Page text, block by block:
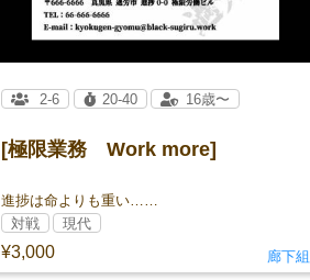
[極限業務 Work more]
進捗は命よりも重い……
¥3,000
2-6 20-40 16歳〜
対戦 現代
廊下組